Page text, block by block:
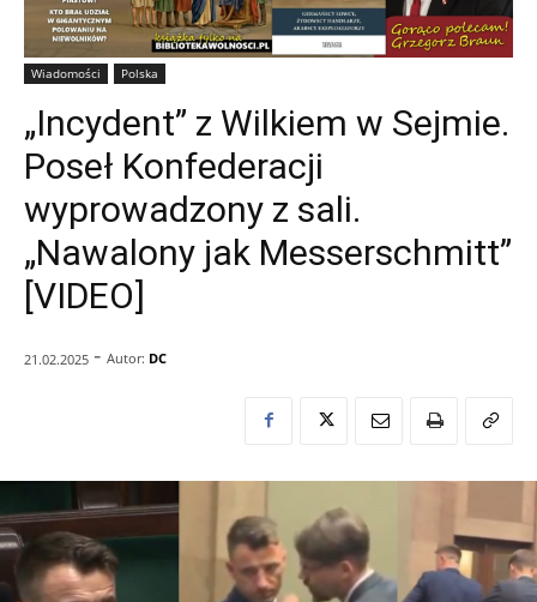
Wiadomości Polska
„Incydent” z Wilkiem w Sejmie.
Poseł Konfederacji
wyprowadzony z sali.
„Nawalony jak Messerschmitt”
[VIDEO]
21.02.2025 - Autor: DC